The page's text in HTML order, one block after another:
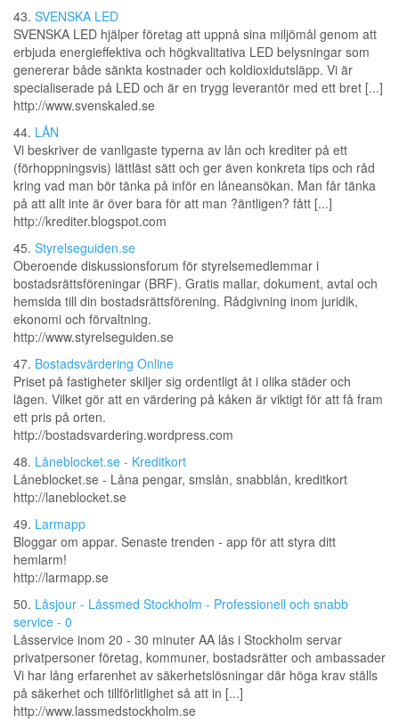
43. SVENSKA LED
SVENSKA LED hjälper företag att uppnå sina miljömål genom att
erbjuda energieffektiva och högkvalitativa LED belysningar som
genererar både sänkta kostnader och koldioxidutsläpp. Vi är
specialiserade på LED och är en trygg leverantör med ett bret [...]
http://www.svenskaled.se
44. LÅN
Vi beskriver de vanligaste typerna av lån och krediter på ett
(förhoppningsvis) lättläst sätt och ger även konkreta tips och råd
kring vad man bör tänka på inför en låneansökan. Man får tänka
på att allt inte är över bara för att man ?äntligen? fått [...]
http://krediter.blogspot.com
45. Styrelseguiden.se
Oberoende diskussionsforum för styrelsemedlemmar i
bostadsrättsföreningar (BRF). Gratis mallar, dokument, avtal och
hemsida till din bostadsrättsförening. Rådgivning inom juridik,
ekonomi och förvaltning.
http://www.styrelseguiden.se
47. Bostadsvärdering Online
Priset på fastigheter skiljer sig ordentligt åt i olika städer och
lägen. Vilket gör att en värdering på kåken är viktigt för att få fram
ett pris på orten.
http://bostadsvardering.wordpress.com
48. Låneblocket.se - Kreditkort
Låneblocket.se - Låna pengar, smslån, snabblån, kreditkort
http://laneblocket.se
49. Larmapp
Bloggar om appar. Senaste trenden - app för att styra ditt
hemlarm!
http://larmapp.se
50. Låsjour - Låssmed Stockholm - Professionell och snabb
service - 0
Låsservice inom 20 - 30 minuter AA lås i Stockholm servar
privatpersoner företag, kommuner, bostadsrätter och ambassader
Vi har lång erfarenhet av säkerhetslösningar där höga krav ställs
på säkerhet och tillförlitlighet så att in [...]
http://www.lassmedstockholm.se